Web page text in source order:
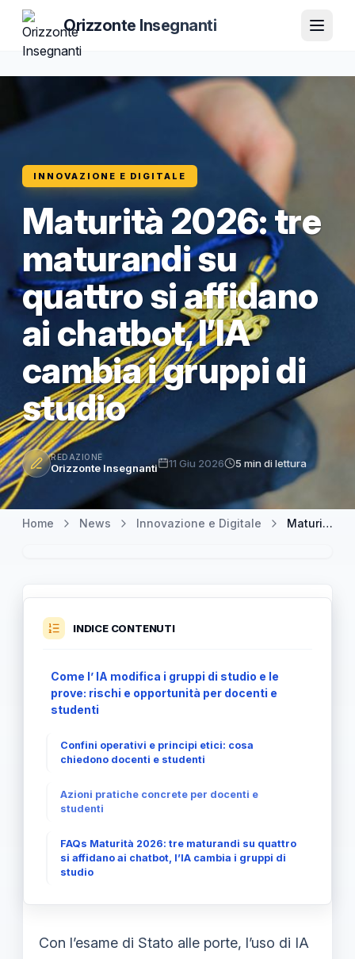
Orizzonte Insegnanti
INNOVAZIONE E DIGITALE
Maturità 2026: tre
maturandi su
quattro si affidano
ai chatbot, l’IA
cambia i gruppi di
studio
REDAZIONE
Orizzonte Insegnanti 11 Giu 2026 5 min di lettura
Home News Innovazione e Digitale Maturità 2026: tre maturandi su quattro si affidano ai chatbot, l’IA cambia i gruppi di studio
INDICE CONTENUTI
Come l’ IA modifica i gruppi di studio e le
prove: rischi e opportunità per docenti e
studenti
Confini operativi e principi etici: cosa
chiedono docenti e studenti
Azioni pratiche concrete per docenti e
studenti
FAQs Maturità 2026: tre maturandi su quattro
si affidano ai chatbot, l’IA cambia i gruppi di
studio
Con l’esame di Stato alle porte, l’uso di IA